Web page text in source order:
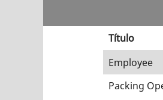
Título
Employee
Packing